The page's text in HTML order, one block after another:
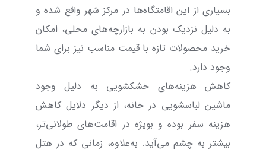
بسیاری از این اقامتگاه‌ها در مرکز شهر واقع شده و
به دلیل نزدیک بودن به بازارچه‌های محلی، امکان
خرید محصولات تازه با قیمت مناسب نیز برای شما
وجود دارد.
کاهش هزینه‌های خشکشویی به دلیل وجود
ماشین لباسشویی در خانه، از دیگر دلایل کاهش
هزینه سفر بوده و بویژه در اقامت‌های طولانی‌تر،
بیشتر به چشم می‌آید. به‌علاوه، زمانی که در هتل